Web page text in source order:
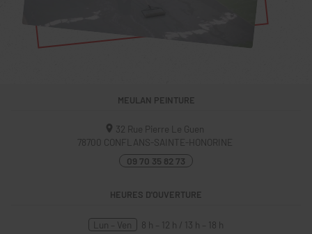
MEULAN PEINTURE
32 Rue Pierre Le Guen
78700 CONFLANS-SAINTE-HONORINE
09 70 35 82 73
HEURES D'OUVERTURE
Lun – Ven
8 h – 12 h / 13 h – 18 h